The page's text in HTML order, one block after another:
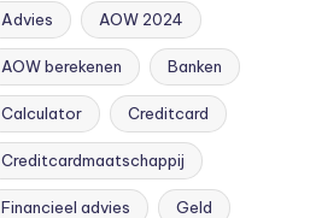
Advies AOW 2024
AOW berekenen Banken
Calculator Creditcard
Creditcardmaatschappij
Financieel advies Geld